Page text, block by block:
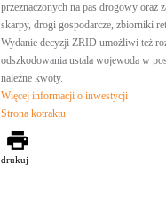
przeznaczonych na pas drogowy oraz
skarpy, drogi gospodarcze, zbiorniki
Wydanie decyzji ZRID umożliwi też
odszkodowania ustala wojewoda w
należne kwoty.
Więcej informacji o inwestycji
Strona kotraktu
drukuj